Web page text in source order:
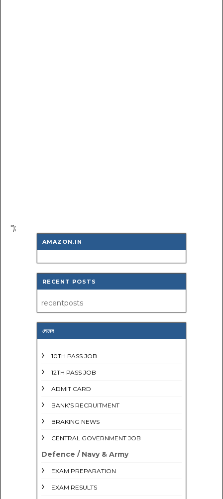
");
AMAZON.IN
RECENT POSTS
recentposts
লেবেল
10TH PASS JOB
12TH PASS JOB
ADMIT CARD
BANK'S RECRUITMENT
BRAKING NEWS
CENTRAL GOVERNMENT JOB
Defence / Navy & Army
EXAM PREPARATION
EXAM RESULTS